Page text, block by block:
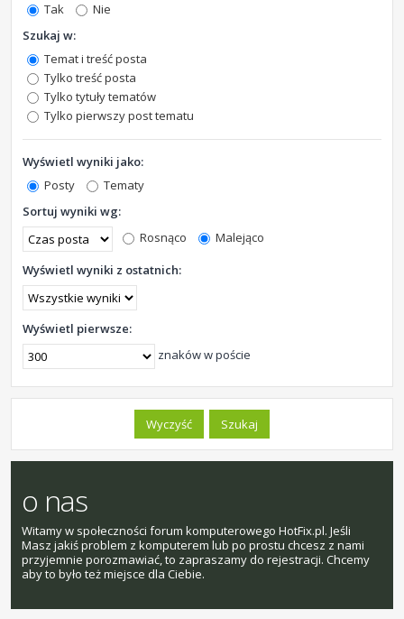
Tak
Nie
Szukaj w:
Temat i treść posta
Tylko treść posta
Tylko tytuły tematów
Tylko pierwszy post tematu
Wyświetl wyniki jako:
Posty
Tematy
Sortuj wyniki wg:
Rosnąco
Malejąco
Wyświetl wyniki z ostatnich:
Wyświetl pierwsze:
znaków w poście
o nas
Witamy w społeczności forum komputerowego HotFix.pl. Jeśli
Masz jakiś problem z komputerem lub po prostu chcesz z nami
przyjemnie porozmawiać, to zapraszamy do rejestracji. Chcemy
aby to było też miejsce dla Ciebie.